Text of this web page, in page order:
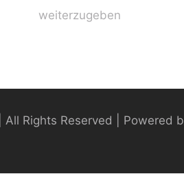
weiterzugeben
| All Rights Reserved | Powered